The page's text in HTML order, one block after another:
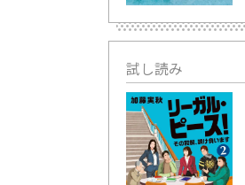
試し読み